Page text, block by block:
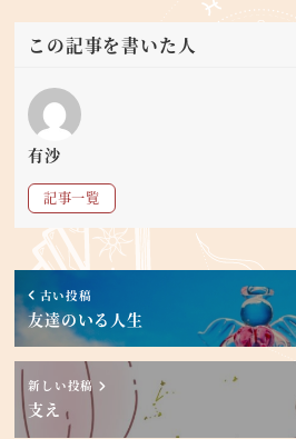
この記事を書いた人
有沙
記事一覧
古い投稿
友達のいる人生
新しい投稿
支え